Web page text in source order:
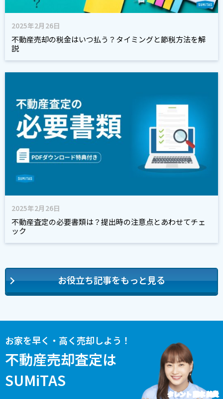
2025年2月26日
不動産売却の税金はいつ払う？タイミングと節税方法を解
説
2025年2月26日
不動産査定の必要書類は？提出時の注意点とあわせてチェ
ック
お役立ち記事をもっと見る
お家を早く・高く売却しよう！
不動産売却査定は
SUMiTAS
タレント 藤本 美貴